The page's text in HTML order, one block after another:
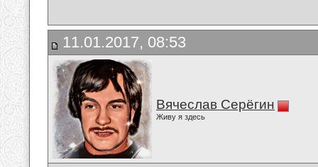
11.01.2017, 08:53
Вячеслав Серёгин
Живу я здесь